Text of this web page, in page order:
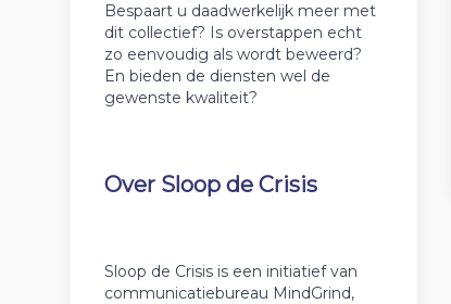
Bespaart u daadwerkelijk meer met
dit collectief? Is overstappen echt
zo eenvoudig als wordt beweerd?
En bieden de diensten wel de
gewenste kwaliteit?
Over Sloop de Crisis
Sloop de Crisis is een initiatief van
communicatiebureau MindGrind,